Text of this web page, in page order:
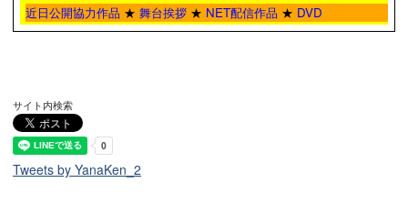
近日公開協力作品 ★ 舞台挨拶 ★ NET配信作品 ★ DVD
サイト内検索
Tweets by YanaKen_2